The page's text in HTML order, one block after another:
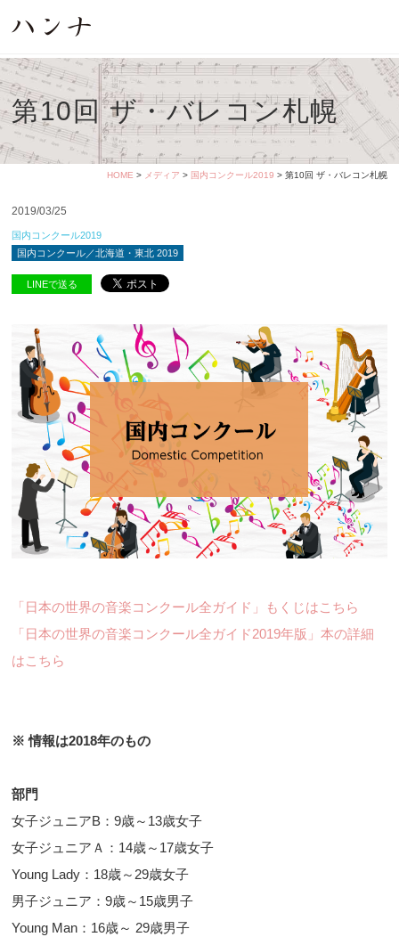
第10回 ザ・バレコン札幌
HOME > メディア > 国内コンクール2019 > 第10回 ザ・バレコン札幌
2019/03/25
国内コンクール2019
国内コンクール／北海道・東北 2019
LINEで送る
「日本の世界の音楽コンクール全ガイド」もくじはこちら
「日本の世界の音楽コンクール全ガイド2019年版」本の詳細
はこちら
※ 情報は2018年のもの
部門
女子ジュニアB：9歳～13歳女子
女子ジュニアＡ：14歳～17歳女子
Young Lady：18歳～29歳女子
男子ジュニア：9歳～15歳男子
Young Man：16歳～ 29歳男子